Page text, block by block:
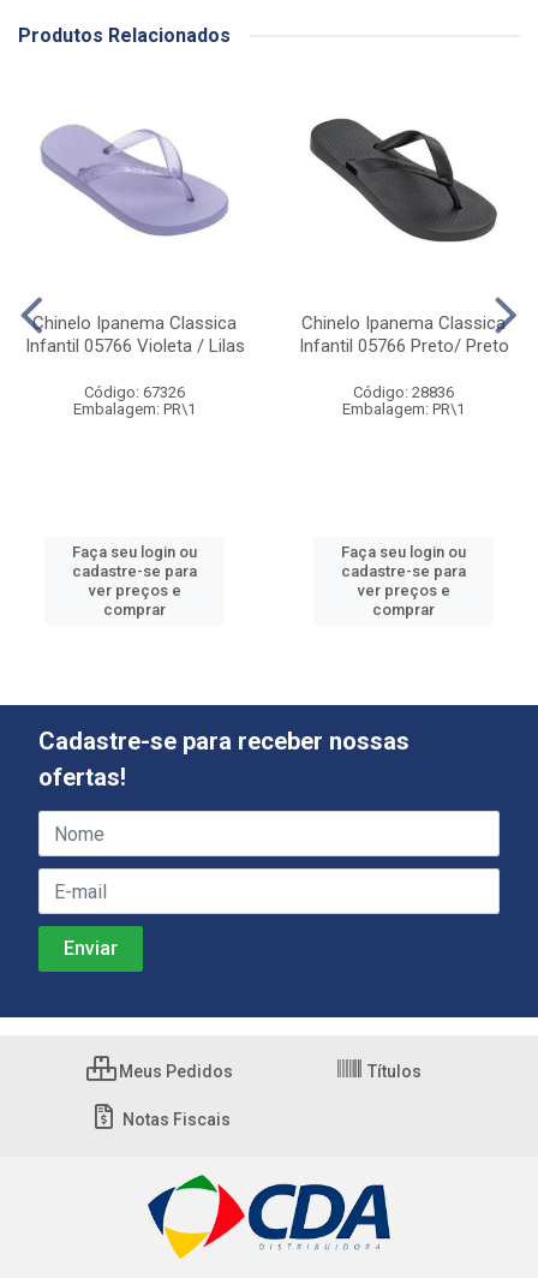
Produtos Relacionados
Chinelo Ipanema Classica
Infantil 05766 Violeta / Lilas
Código: 67326
Embalagem: PR\1
Faça seu login ou
cadastre-se para
ver preços e
comprar
Chinelo Ipanema Classica
Infantil 05766 Preto/ Preto
Código: 28836
Embalagem: PR\1
Faça seu login ou
cadastre-se para
ver preços e
comprar
Cadastre-se para receber nossas
ofertas!
Meus Pedidos Títulos
Notas Fiscais